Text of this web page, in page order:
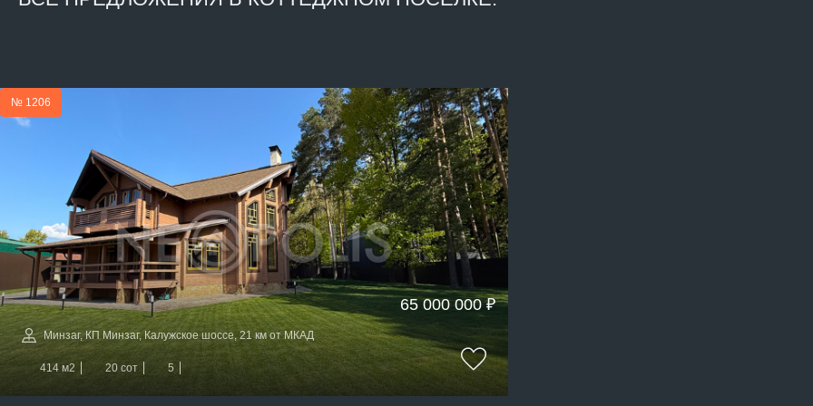
№ 1206
65 000 000 ₽
Минзаг, КП Минзаг, Калужское шоссе, 21 км от МКАД
414 м2 20 сот 5